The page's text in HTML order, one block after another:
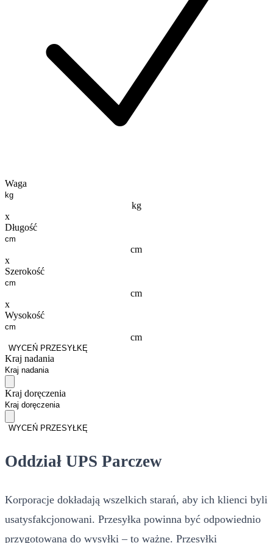
Waga
kg
x
Długość
cm
x
Szerokość
cm
x
Wysokość
cm
WYCEŃ PRZESYŁKĘ
Kraj nadania
Kraj doręczenia
WYCEŃ PRZESYŁKĘ
Oddział UPS Parczew
Korporacje dokładają wszelkich starań, aby ich klienci byli
usatysfakcjonowani. Przesyłka powinna być odpowiednio
przygotowana do wysyłki – to ważne. Przesyłki